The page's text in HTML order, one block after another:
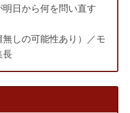
日から何を問い直す
しの可能性あり）／モ
長